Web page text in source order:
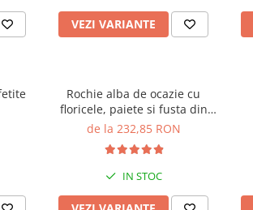
VEZI VARIANTE
Rochie alba de ocazie cu
floricele, paiete si fusta din
tulle
de la 232,85 RON
IN STOC